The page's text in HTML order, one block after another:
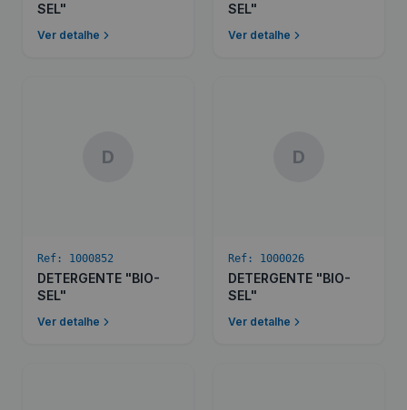
SEL"
Ver detalhe
SEL"
Ver detalhe
D
Ref: 1000852
DETERGENTE "BIO-
SEL"
Ver detalhe
D
Ref: 1000026
DETERGENTE "BIO-
SEL"
Ver detalhe